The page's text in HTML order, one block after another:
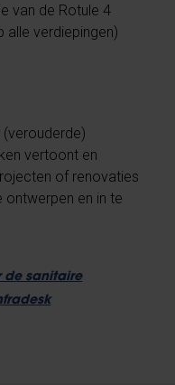
van de Rotule 4
alle verdiepingen)
vertoont en
of renovaties
en in te
de sanitaire